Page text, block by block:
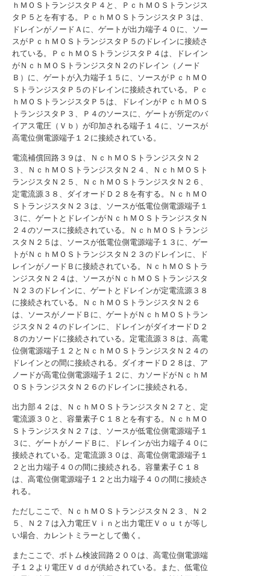
ｈＭＯＳトランジスタＰ４と、ＰｃｈＭＯＳトランジス
タＰ５とを有する。ＰｃｈＭＯＳトランジスタＰ３は、
ドレインがノードＡに、ゲートが出力端子４０に、ソー
スがＰｃｈＭＯＳトランジスタＰ５のドレインに接続さ
れている。ＰｃｈＭＯＳトランジスタＰ４は、ドレイン
がＮｃｈＭＯＳトランジスタＮ２のドレイン（ノード
Ｂ）に、ゲートが入力端子１５に、ソースがＰｃｈＭＯ
ＳトランジスタＰ５のドレインに接続されている。Ｐｃ
ｈＭＯＳトランジスタＰ５は、ドレインがＰｃｈＭＯＳ
トランジスタＰ３、Ｐ４のソースに、ゲートが所定のバ
イアス電圧（Ｖｂ）が印加される端子１４に、ソースが
高電位側電源端子１２に接続されている。
電流補償回路３９は、ＮｃｈＭＯＳトランジスタＮ２
３、ＮｃｈＭＯＳトランジスタＮ２４、ＮｃｈＭＯＳト
ランジスタＮ２５、ＮｃｈＭＯＳトランジスタＮ２６、
定電流源３８、ダイオードＤ２８を有する。ＮｃｈＭＯ
ＳトランジスタＮ２３は、ソースが低電位側電源端子１
３に、ゲートとドレインがＮｃｈＭＯＳトランジスタＮ
２４のソースに接続されている。ＮｃｈＭＯＳトランジ
スタＮ２５は、ソースが低電位側電源端子１３に、ゲー
トがＮｃｈＭＯＳトランジスタＮ２３のドレインに、ド
レインがノードＢに接続されている。ＮｃｈＭＯＳトラ
ンジスタＮ２４は、ソースがＮｃｈＭＯＳトランジスタ
Ｎ２３のドレインに、ゲートとドレインが定電流源３８
に接続されている。ＮｃｈＭＯＳトランジスタＮ２６
は、ソースがノードＢに、ゲートがＮｃｈＭＯＳトラン
ジスタＮ２４のドレインに、ドレインがダイオードＤ２
８のカソードに接続されている。定電流源３８は、高電
位側電源端子１２とＮｃｈＭＯＳトランジスタＮ２４の
ドレインとの間に接続される。ダイオードＤ２８は、ア
ノードが高電位側電源端子１２に、カソードがＮｃｈＭ
ＯＳトランジスタＮ２６のドレインに接続される。
出力部４２は、ＮｃｈＭＯＳトランジスタＮ２７と、定
電流源３０と、容量素子Ｃ１８とを有する。ＮｃｈＭＯ
ＳトランジスタＮ２７は、ソースが低電位側電源端子１
３に、ゲートがノードＢに、ドレインが出力端子４０に
接続されている。定電流源３０は、高電位側電源端子１
２と出力端子４０の間に接続される。容量素子Ｃ１８
は、高電位側電源端子１２と出力端子４０の間に接続さ
れる。
ただしここで、ＮｃｈＭＯＳトランジスタＮ２３、Ｎ２
５、Ｎ２７は入力電圧Ｖｉｎと出力電圧Ｖｏｕｔが等し
い場合、カレントミラーとして働く。
またここで、ボトム検波回路２００は、高電位側電源端
子１２より電圧Ｖｄｄが供給されている。また、低電位